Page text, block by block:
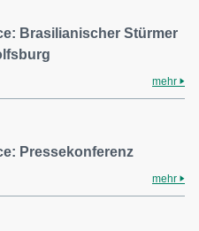
Brasilianischer Stürmer
mehr
Pressekonferenz
mehr